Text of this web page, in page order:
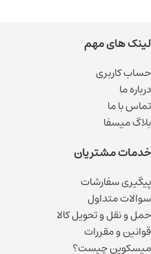
لینک های مهم
حساب کاربری
درباره ما
تماس با ما
بلاگ میسفا
خدمات مشتریان
پیگیری سفارشات
سوالات متداول
حمل و نقل و تحویل کالا
قوانین و مقررات
میسکوین چیست؟